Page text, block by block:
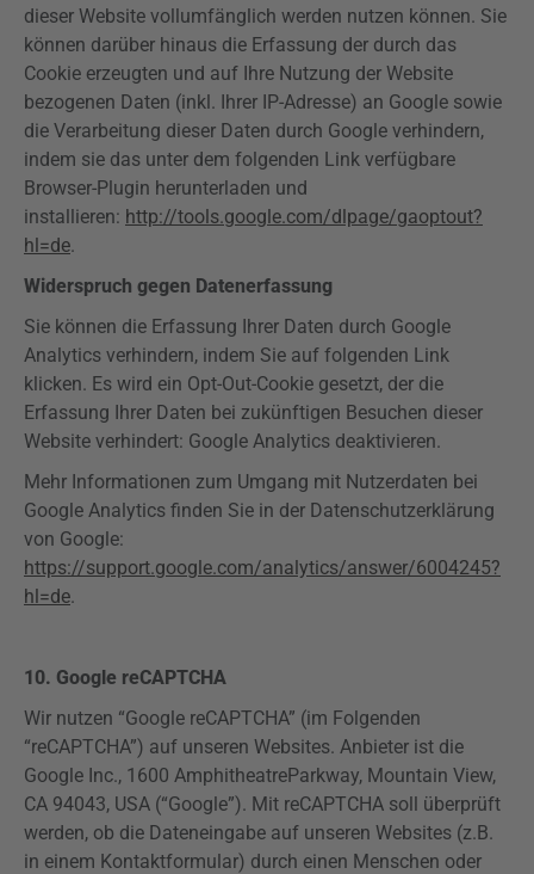
dieser Website vollumfänglich werden nutzen können. Sie
können darüber hinaus die Erfassung der durch das
Cookie erzeugten und auf Ihre Nutzung der Website
bezogenen Daten (inkl. Ihrer IP-Adresse) an Google sowie
die Verarbeitung dieser Daten durch Google verhindern,
indem sie das unter dem folgenden Link verfügbare
Browser-Plugin herunterladen und
installieren: http://tools.google.com/dlpage/gaoptout?
hl=de.
Widerspruch gegen Datenerfassung
Sie können die Erfassung Ihrer Daten durch Google
Analytics verhindern, indem Sie auf folgenden Link
klicken. Es wird ein Opt-Out-Cookie gesetzt, der die
Erfassung Ihrer Daten bei zukünftigen Besuchen dieser
Website verhindert: Google Analytics deaktivieren.
Mehr Informationen zum Umgang mit Nutzerdaten bei
Google Analytics finden Sie in der Datenschutzerklärung
von Google:
https://support.google.com/analytics/answer/6004245?
hl=de.
10. Google reCAPTCHA
Wir nutzen “Google reCAPTCHA” (im Folgenden
“reCAPTCHA”) auf unseren Websites. Anbieter ist die
Google Inc., 1600 AmphitheatreParkway, Mountain View,
CA 94043, USA (“Google”). Mit reCAPTCHA soll überprüft
werden, ob die Dateneingabe auf unseren Websites (z.B.
in einem Kontaktformular) durch einen Menschen oder